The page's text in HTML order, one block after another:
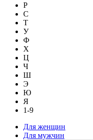
Р
С
Т
У
Ф
Х
Ц
Ч
Ш
Э
Ю
Я
1-9
Для женщин
Для мужчин